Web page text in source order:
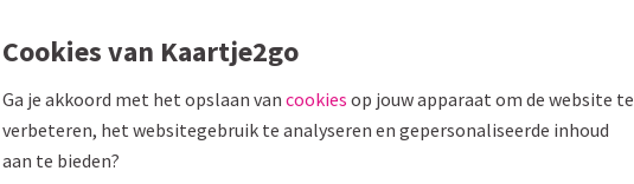
Formaten
Cookies van Kaartje2go
Ga je akkoord met het opslaan van cookies op jouw apparaat om de website te
verbeteren, het websitegebruik te analyseren en gepersonaliseerde inhoud
aan te bieden?